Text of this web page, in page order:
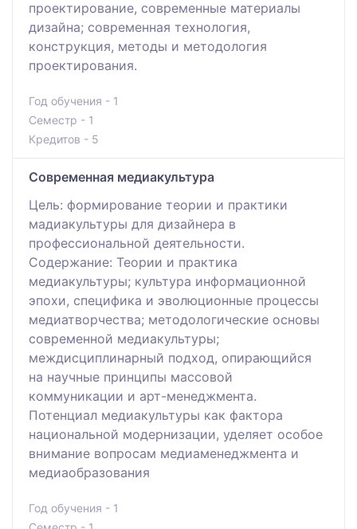
проектирование, современные материалы
дизайна; современная технология,
конструкция, методы и методология
проектирования.
Год обучения - 1
Семестр - 1
Кредитов - 5
Современная медиакультура
Цель: формирование теории и практики
мадиакультуры для дизайнера в
профессиональной деятельности.
Содержание: Теории и практика
медиакультуры; культура информационной
эпохи, специфика и эволюционные процессы
медиатворчества; методологические основы
современной медиакультуры;
междисциплинарный подход, опирающийся
на научные принципы массовой
коммуникации и арт-менеджмента.
Потенциал медиакультуры как фактора
национальной модернизации, уделяет особое
внимание вопросам медиаменеджмента и
медиаобразования
Год обучения - 1